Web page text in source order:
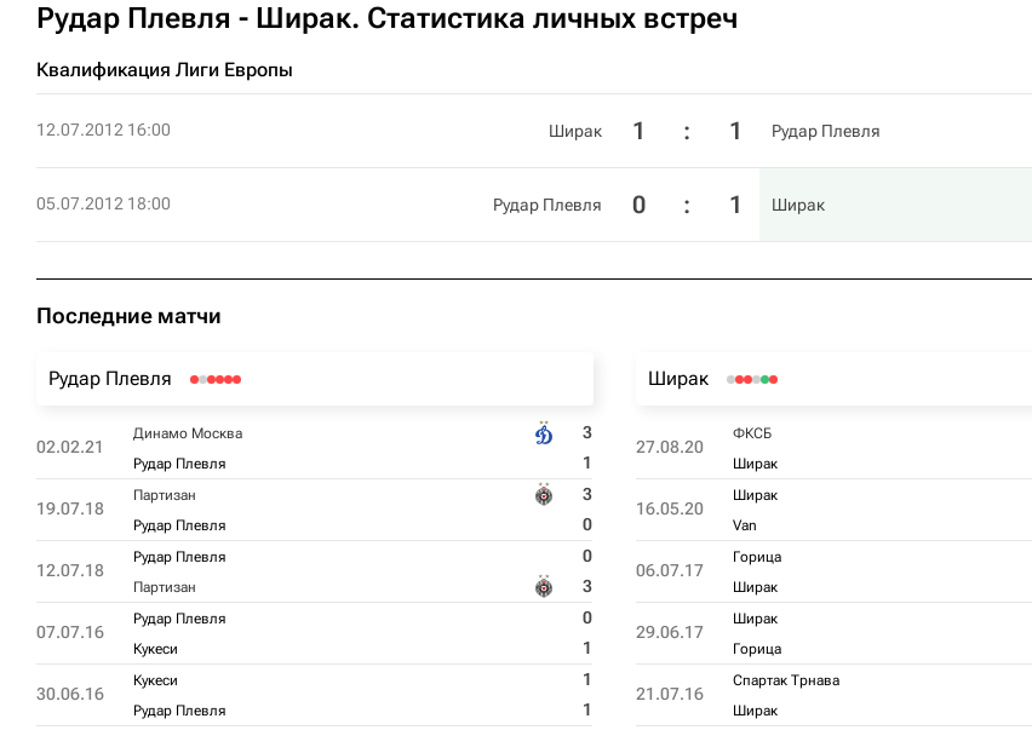
Рудар Плевля - Ширак. Статистика личных встреч
Квалификация Лиги Европы
12.07.2012 16:00 Ширак 1 : 1 Рудар Плевля
05.07.2012 18:00 Рудар Плевля 0 : 1 Ширак
Последние матчи
Рудар Плевля
02.02.21
Динамо Москва 3
Рудар Плевля 1
19.07.18
Партизан 3
Рудар Плевля 0
12.07.18
Рудар Плевля 0
Партизан 3
07.07.16
Рудар Плевля 0
Кукеси 1
30.06.16
Кукеси 1
Рудар Плевля 1
Ширак
27.08.20
ФКСБ
Ширак
16.05.20
Ширак
Van
06.07.17
Горица
Ширак
29.06.17
Ширак
Горица
21.07.16
Спартак Трнава
Ширак